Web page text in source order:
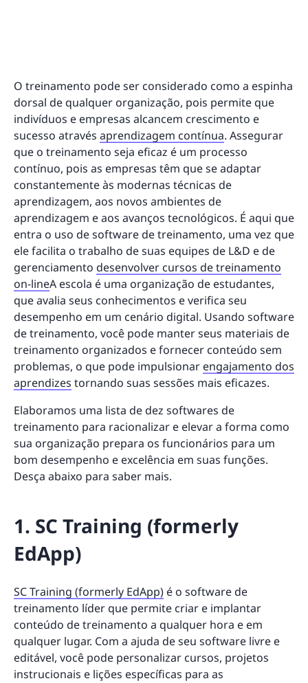
O treinamento pode ser considerado como a espinha
dorsal de qualquer organização, pois permite que
indivíduos e empresas alcancem crescimento e
sucesso através aprendizagem contínua. Assegurar
que o treinamento seja eficaz é um processo
contínuo, pois as empresas têm que se adaptar
constantemente às modernas técnicas de
aprendizagem, aos novos ambientes de
aprendizagem e aos avanços tecnológicos. É aqui que
entra o uso de software de treinamento, uma vez que
ele facilita o trabalho de suas equipes de L&D e de
gerenciamento desenvolver cursos de treinamento
on-lineA escola é uma organização de estudantes,
que avalia seus conhecimentos e verifica seu
desempenho em um cenário digital. Usando software
de treinamento, você pode manter seus materiais de
treinamento organizados e fornecer conteúdo sem
problemas, o que pode impulsionar engajamento dos
aprendizes tornando suas sessões mais eficazes.
Elaboramos uma lista de dez softwares de
treinamento para racionalizar e elevar a forma como
sua organização prepara os funcionários para um
bom desempenho e excelência em suas funções.
Desça abaixo para saber mais.
1. SC Training (formerly
EdApp)
SC Training (formerly EdApp) é o software de
treinamento líder que permite criar e implantar
conteúdo de treinamento a qualquer hora e em
qualquer lugar. Com a ajuda de seu software livre e
editável, você pode personalizar cursos, projetos
instrucionais e lições específicas para as